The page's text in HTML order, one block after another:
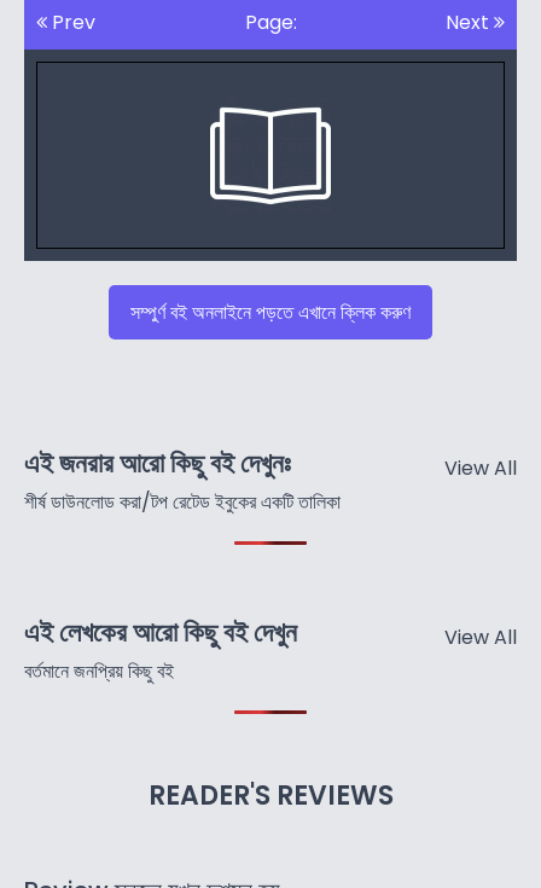
Prev Page: Next
সম্পুর্ণ বই অনলাইনে পড়তে এখানে ক্লিক করুণ
এই জনরার আরো কিছু বই দেখুনঃ
শীর্ষ ডাউনলোড করা/টপ রেটেড ইবুকের একটি তালিকা
View All
এই লেখকের আরো কিছু বই দেখুন
বর্তমানে জনপ্রিয় কিছু বই
View All
READER'S REVIEWS